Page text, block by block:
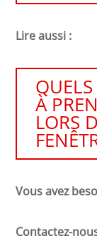
Lire aussi :
À
LORS
Vous avez
Contactez-